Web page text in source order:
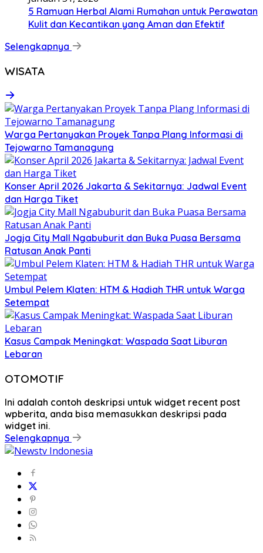
5 Ramuan Herbal Alami Rumahan untuk Perawatan
Kulit dan Kecantikan yang Aman dan Efektif
Selengkapnya
WISATA
Warga Pertanyakan Proyek Tanpa Plang Informasi di
Tejowarno Tamanagung
Konser April 2026 Jakarta & Sekitarnya: Jadwal Event
dan Harga Tiket
Jogja City Mall Ngabuburit dan Buka Puasa Bersama
Ratusan Anak Panti
Umbul Pelem Klaten: HTM & Hadiah THR untuk Warga
Setempat
Kasus Campak Meningkat: Waspada Saat Liburan
Lebaran
OTOMOTIF
Ini adalah contoh deskripsi untuk widget recent post
wpberita, anda bisa memasukkan deskripsi pada
widget ini.
Selengkapnya